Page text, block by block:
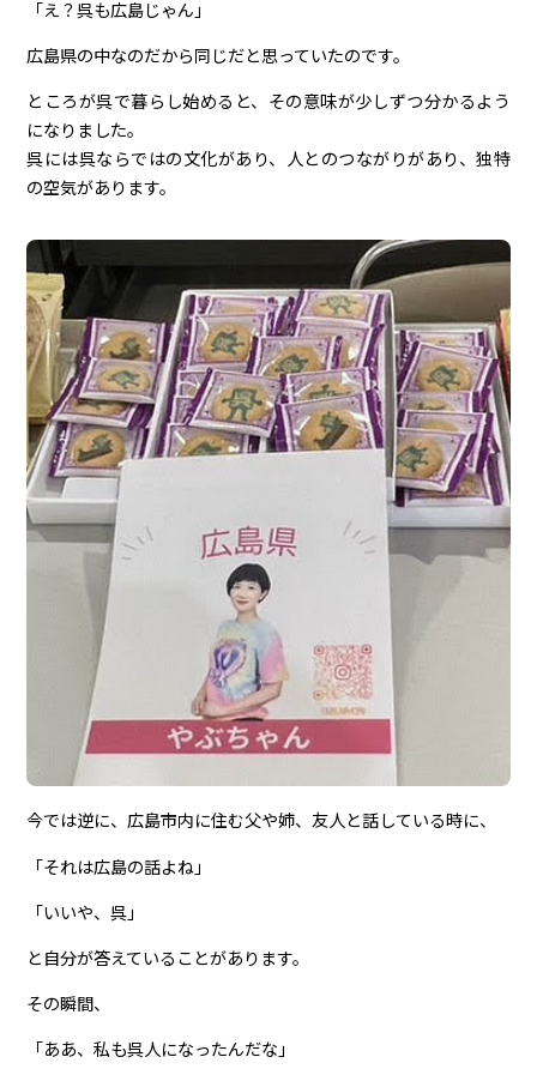
「え？呉も広島じゃん」
広島県の中なのだから同じだと思っていたのです。
ところが呉で暮らし始めると、その意味が少しずつ分かるよう
になりました。
呉には呉ならではの文化があり、人とのつながりがあり、独特
の空気があります。
今では逆に、広島市内に住む父や姉、友人と話している時に、
「それは広島の話よね」
「いいや、呉」
と自分が答えていることがあります。
その瞬間、
「ああ、私も呉人になったんだな」